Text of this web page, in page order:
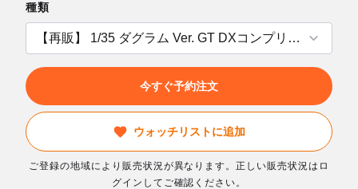
種類
今すぐ予約注文
ウォッチリストに追加
ご登録の地域により販売状況が異なります。正しい販売状況はロ
グインしてご確認ください。